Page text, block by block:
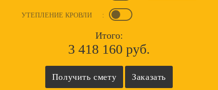
УТЕПЛЕНИЕ КРОВЛИ :
Итого:
3 418 160 руб.